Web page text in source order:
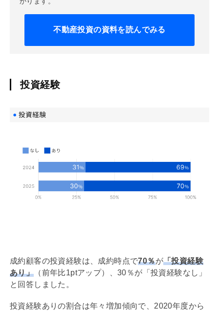
不動産投資の資料を読んでみる
投資経験
成約顧客の投資経験は、成約時点で70％が「投資経験
あり」 （前年比1ptアップ）、30％が「投資経験なし」
と回答しました。
投資経験ありの割合は年々増加傾向で、2020年度から